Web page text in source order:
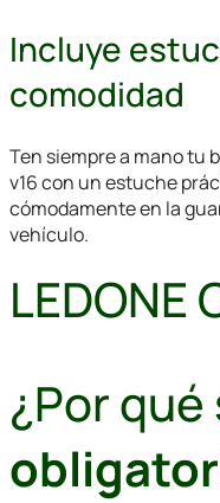
Incluye
comodidad
Ten siempre a mano tu
v16 con un estuche
cómodamente en la
vehículo.
LEDONE
¿Por qué